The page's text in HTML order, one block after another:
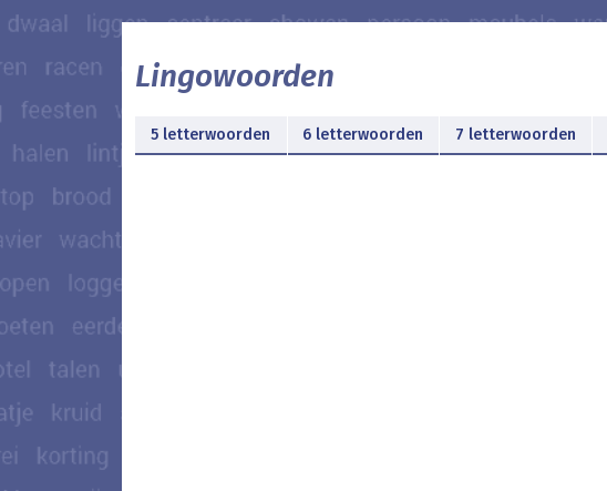
Lingowoorden
5 letterwoorden 6 letterwoorden 7 letterwoorden